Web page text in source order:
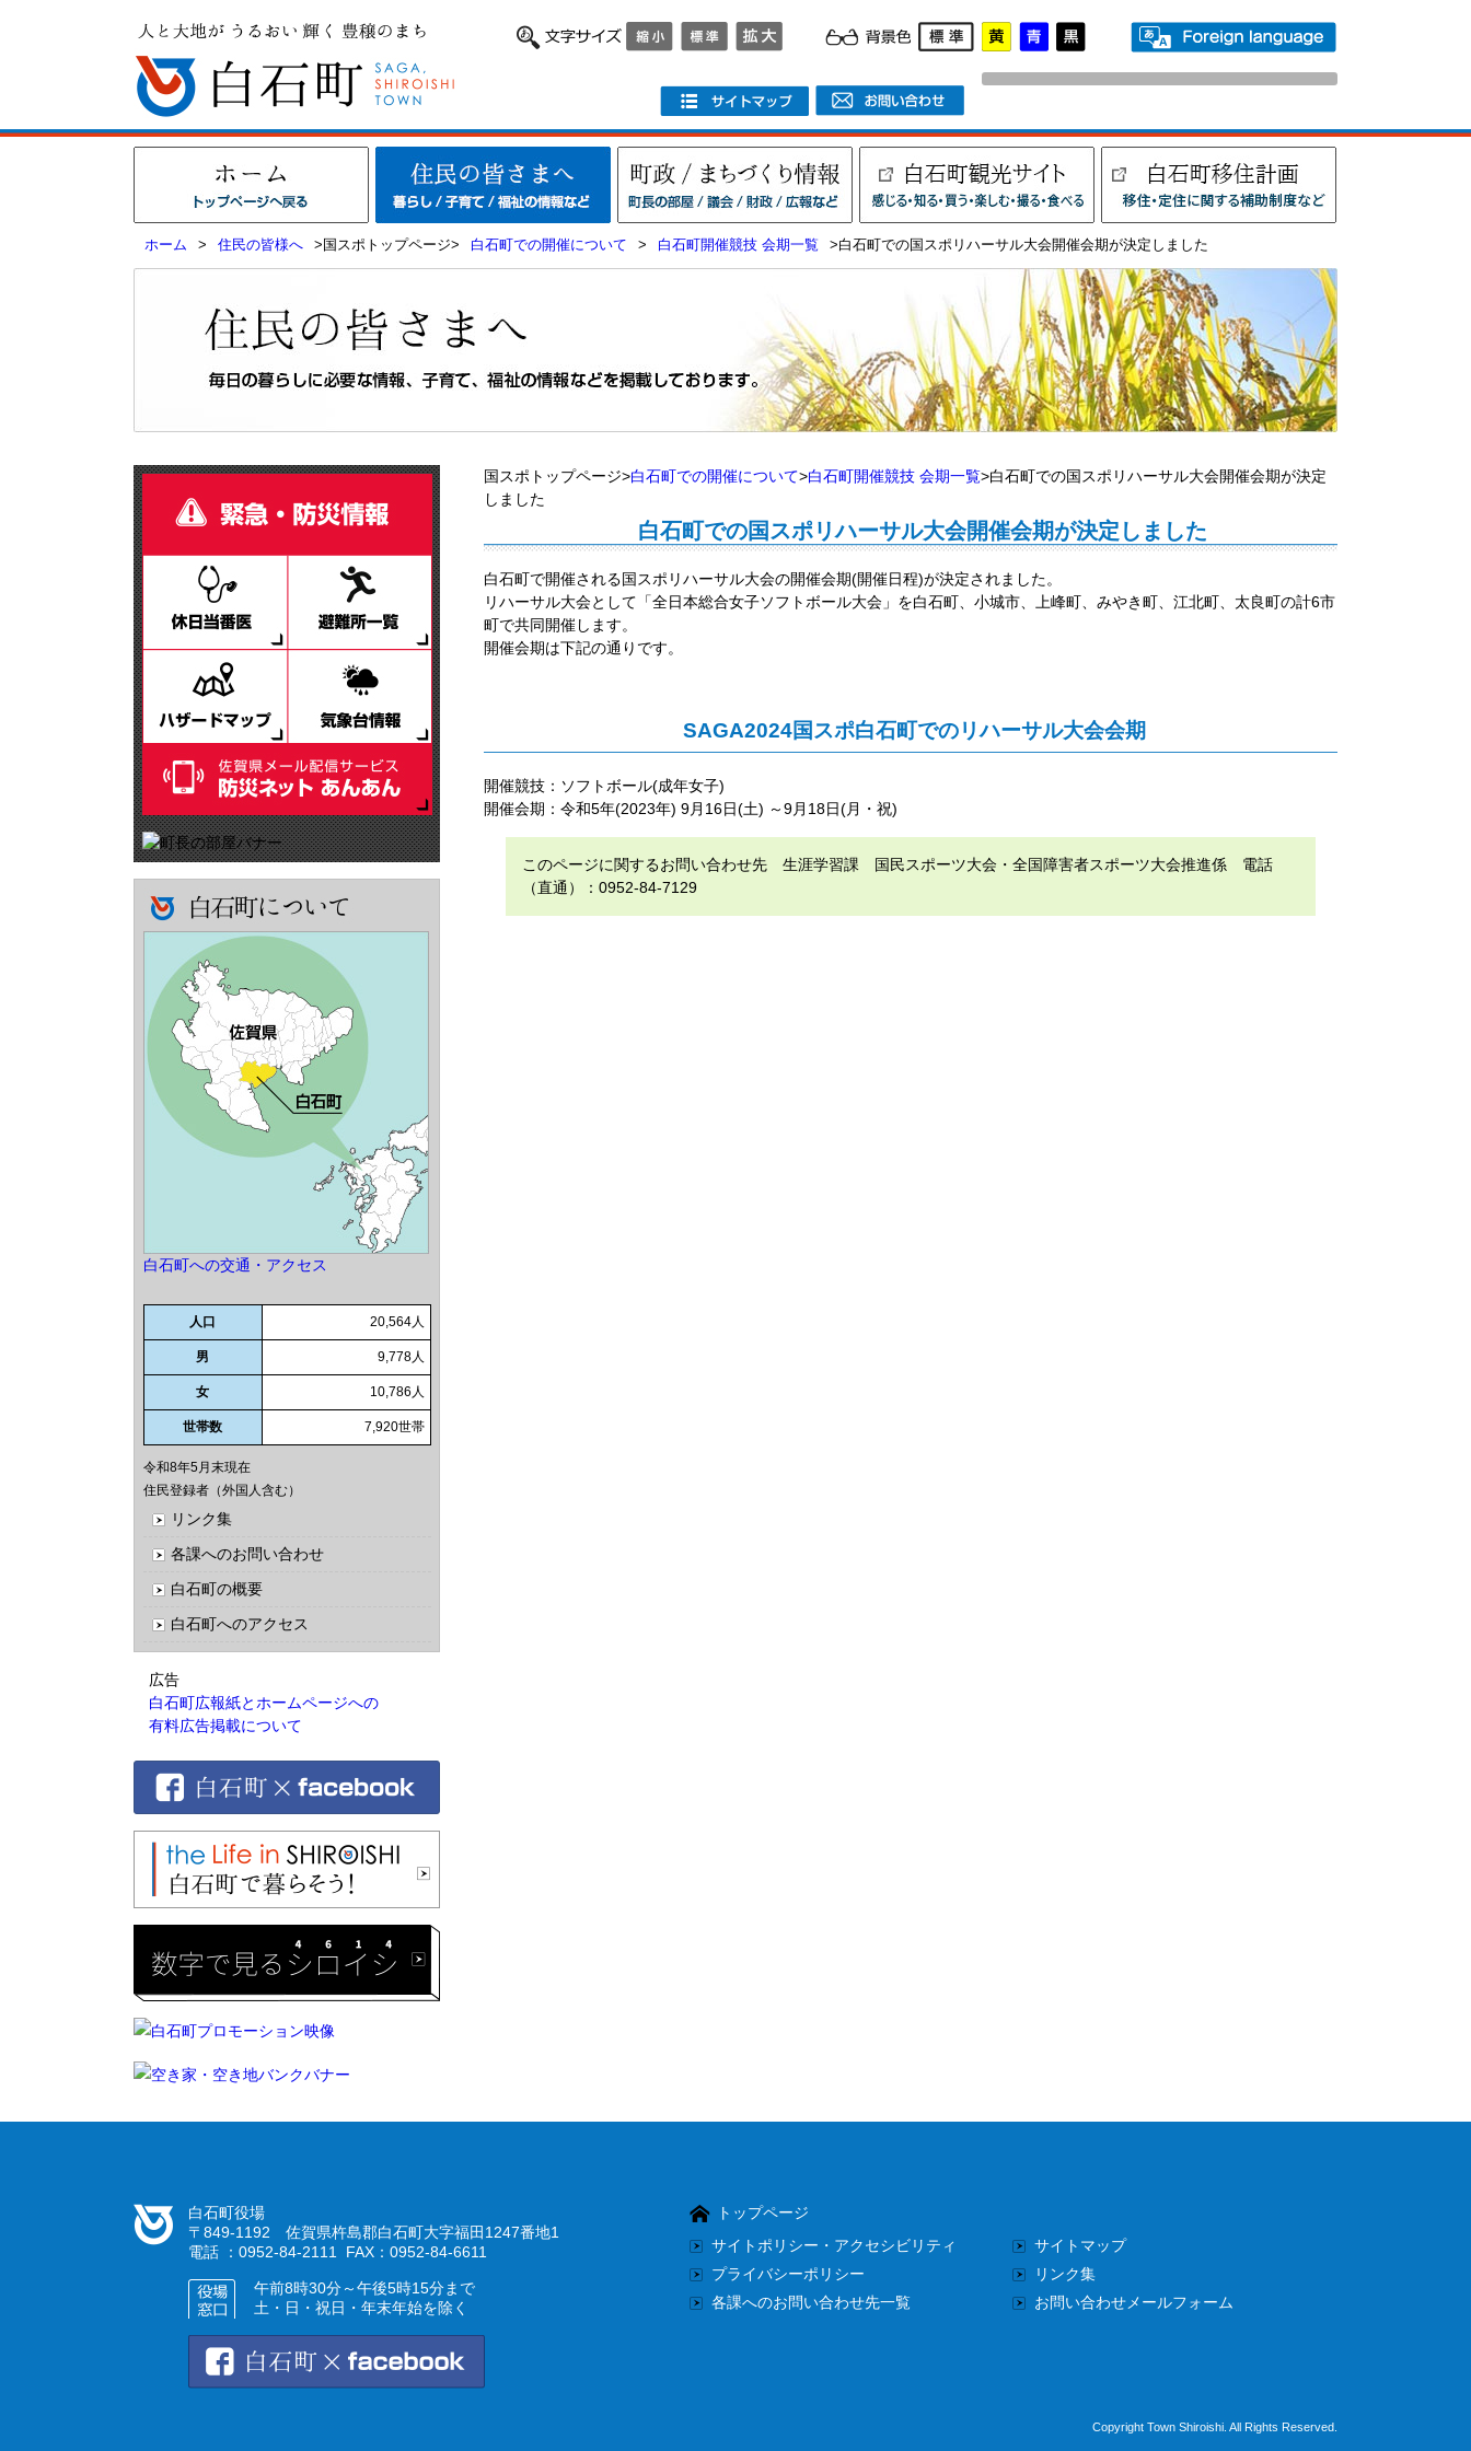
ホーム > 住民の皆様へ >国スポトップページ> 白石町での開催について > 白石町開催競技 会期一覧 >白石町での国スポリハーサル大会開催会期が決定しました
白石町への交通・アクセス
人口 20,564人
男 9,778人
女 10,786人
世帯数 7,920世帯
令和8年5月末現在
住民登録者（外国人含む）
リンク集
各課へのお問い合わせ
白石町の概要
白石町へのアクセス
広告
白石町広報紙とホームページへの
有料広告掲載について
国スポトップページ>白石町での開催について>白石町開催競技 会期一覧>白石町での国スポリハーサル大会開催会期が決定
しました
白石町での国スポリハーサル大会開催会期が決定しました
白石町で開催される国スポリハーサル大会の開催会期(開催日程)が決定されました。
リハーサル大会として「全日本総合女子ソフトボール大会」を白石町、小城市、上峰町、みやき町、江北町、太良町の計6市
町で共同開催します。
開催会期は下記の通りです。
SAGA2024国スポ白石町でのリハーサル大会会期
開催競技：ソフトボール(成年女子)
開催会期：令和5年(2023年) 9月16日(土) ～9月18日(月・祝)
このページに関するお問い合わせ先 生涯学習課 国民スポーツ大会・全国障害者スポーツ大会推進係 電話
（直通）：0952-84-7129
白石町役場
〒849-1192 佐賀県杵島郡白石町大字福田1247番地1
電話 ：0952-84-2111 FAX：0952-84-6611
午前8時30分～午後5時15分まで
土・日・祝日・年末年始を除く
トップページ
サイトポリシー・アクセシビリティ
サイトマップ
プライバシーポリシー
リンク集
各課へのお問い合わせ先一覧
お問い合わせメールフォーム
Copyright Town Shiroishi. All Rights Reserved.